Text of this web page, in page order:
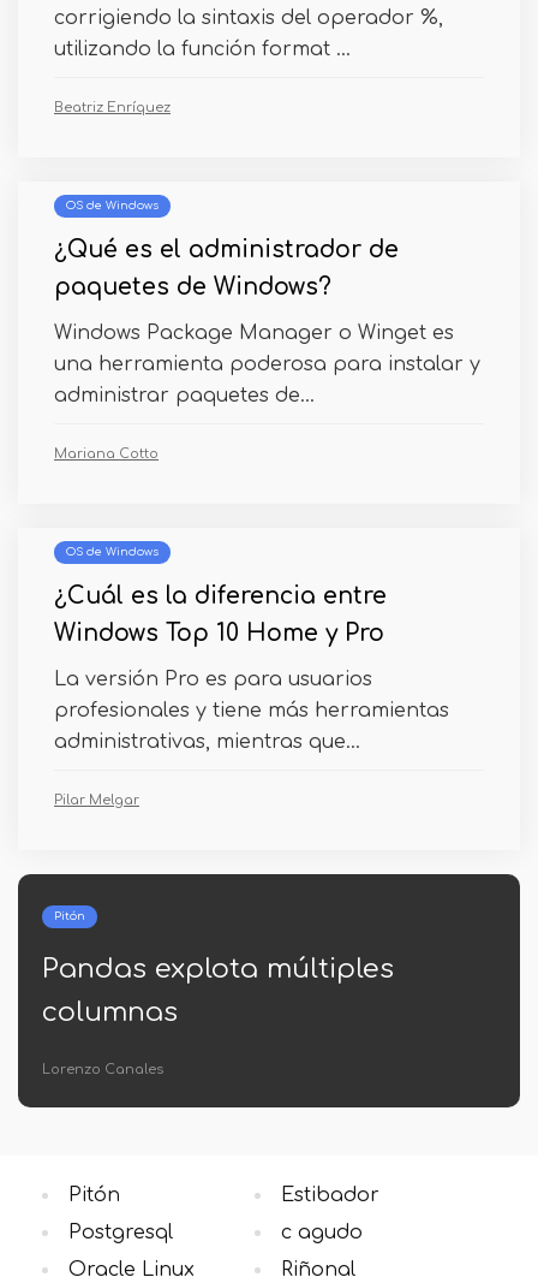
corrigiendo la sintaxis del operador %,
utilizando la función format ...
Beatriz Enríquez
OS de Windows
¿Qué es el administrador de
paquetes de Windows?
Windows Package Manager o Winget es
una herramienta poderosa para instalar y
administrar paquetes de...
Mariana Cotto
OS de Windows
¿Cuál es la diferencia entre
Windows Top 10 Home y Pro
La versión Pro es para usuarios
profesionales y tiene más herramientas
administrativas, mientras que...
Pilar Melgar
Grupo pandas por cuantile
Carolina Guzmán
Pitón
Postgresql
Oracle Linux
Estibador
c agudo
Riñonal